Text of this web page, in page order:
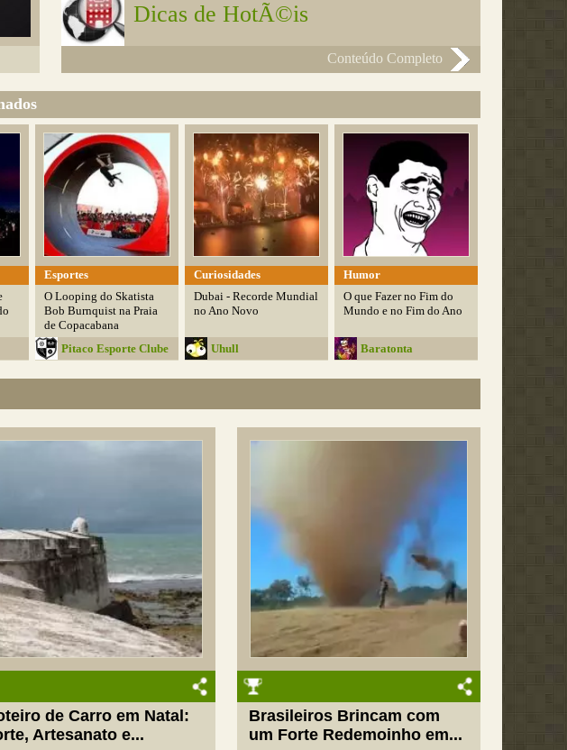
Dicas de HotÃ©is
Conteúdo Completo
Esportes
O Looping do Skatista
Bob Burnquist na Praia
de Copacabana
Pitaco Esporte Clube
Curiosidades
Dubai - Recorde Mundial
no Ano Novo
Uhull
Humor
O que Fazer no Fim do
Mundo e no Fim do Ano
Baratonta
de Carro em Natal:
Artesanato e...
Brasileiros Brincam com
um Forte Redemoinho em...